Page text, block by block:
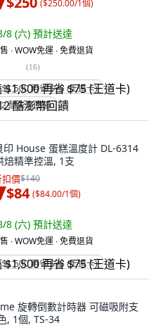
($250.00/1個)
8 (六) 預計送達
∙ WOW免運 ∙ 免費退貨
(16)
$1,500 再省 $75 (王道卡)
酷澎幣回饋
印 House 蛋糕溫度計 DL-6314
焙精準控溫, 1支
價$140
$84 ($84.00/1個)
8 (六) 預計送達
∙ WOW免運 ∙ 免費退貨
$1,500 再省 $75 (王道卡)
旋轉倒數計時器 可磁吸附支
, 1個, TS-34